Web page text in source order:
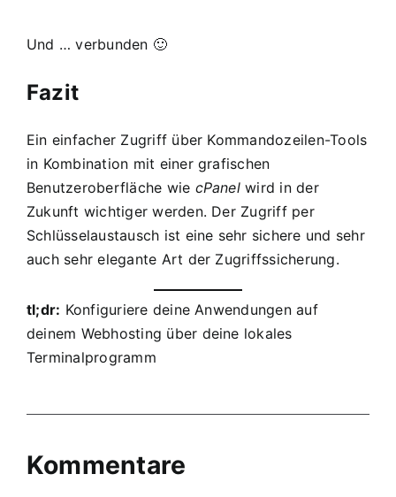
Und … verbunden 🙂
Fazit
Ein einfacher Zugriff über Kommandozeilen-Tools
in Kombination mit einer grafischen
Benutzeroberfläche wie cPanelwird in der
Zukunft wichtiger werden. Der Zugriff per
Schlüsselaustausch ist eine sehr sichere und sehr
auch sehr elegante Art der Zugriffssicherung.
tl;dr: Konfiguriere deine Anwendungen auf
deinem Webhosting über deine lokales
Terminalprogramm
Kommentare